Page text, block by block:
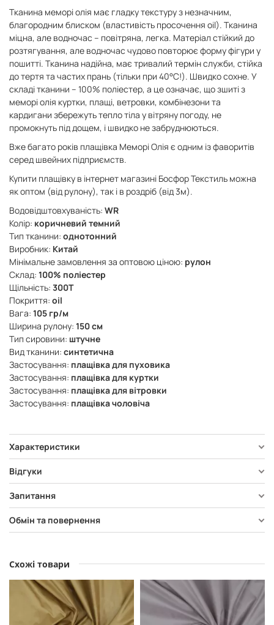
Тканина меморі олія має гладку текстуру з незначним,
благородним блиском (властивість просочення oil). Тканина
міцна, але водночас – повітряна, легка. Матеріал стійкий до
розтягування, але водночас чудово повторює форму фігури у
пошитті. Тканина надійна, має тривалий термін служби, стійка
до тертя та частих прань (тільки при 40°С!). Швидко сохне. У
складі тканини – 100% поліестер, а це означає, що зшиті з
меморі олія куртки, плащі, ветровки, комбінезони та
кардигани збережуть тепло тіла у вітряну погоду, не
промокнуть під дощем, і швидко не забруднюються.
Вже багато років плащівка Меморі Олія є одним із фаворитів
серед швейних підприємств.
Купити плащівку в інтернет магазині Босфор Текстиль можна
як оптом (від рулону), так і в роздріб (від 3м).
Водовідштовхуваність: WR
Колір: коричневий темний
Тип тканини: однотонний
Виробник: Китай
Мінімальне замовлення за оптовою ціною: рулон
Склад: 100% поліестер
Щільність: 300Т
Покриття: oil
Вага: 105 гр/м
Ширина рулону: 150 см
Тип сировини: штучне
Вид тканини: синтетична
Застосування: плащівка для пуховика
Застосування: плащівка для куртки
Застосування: плащівка для вітровки
Застосування: плащівка чоловіча
Характеристики
Відгуки
Запитання
Обмін та повернення
Схожі товари